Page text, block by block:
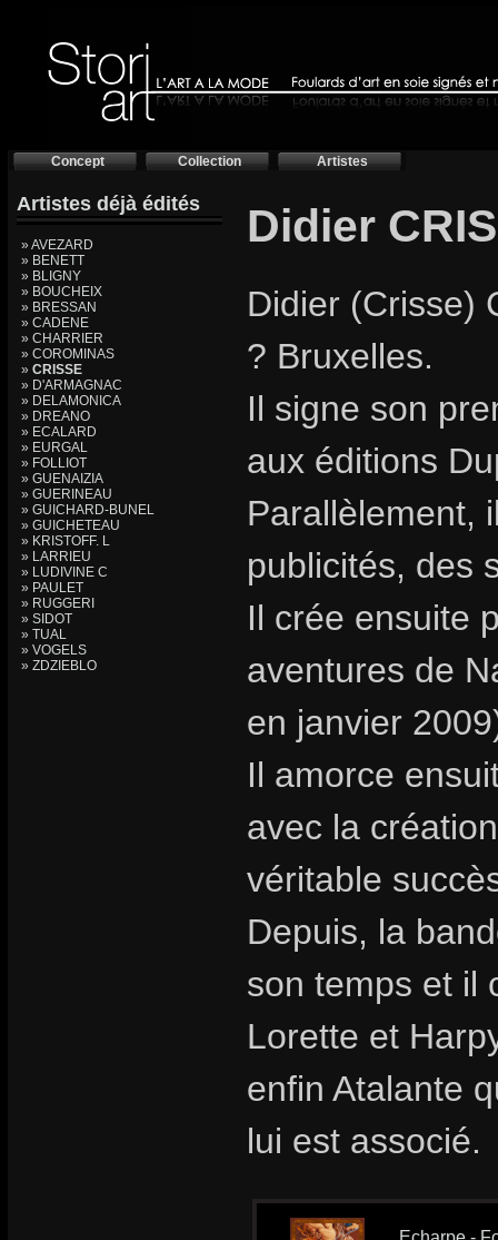
Concept Collection Artistes
Artistes déjà édités
» AVEZARD
» BENETT
» BLIGNY
» BOUCHEIX
» BRESSAN
» CADENE
» CHARRIER
» COROMINAS
» CRISSE
» D'ARMAGNAC
» DELAMONICA
» DREANO
» ECALARD
» EURGAL
» FOLLIOT
» GUENAIZIA
» GUERINEAU
» GUICHARD-BUNEL
» GUICHETEAU
» KRISTOFF. L
» LARRIEU
» LUDIVINE C
» PAULET
» RUGGERI
» SIDOT
» TUAL
» VOGELS
» ZDZIEBLO
Didier
Didier (Crisse)
? Bruxelles.
Il signe son
aux éditions
Parallèlement,
publicités, des
Il crée ensuite
aventures de
en janvier
Il amorce
avec la
véritable
Depuis, la
son temps et il
Lorette et
enfin Atalante
lui est associé.